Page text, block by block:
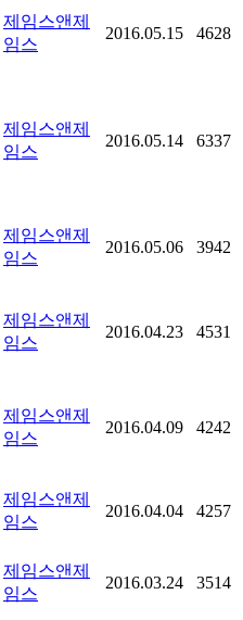
제임스앤제
임스
2016.05.15 4628
제임스앤제
임스
2016.05.14 6337
제임스앤제
임스
2016.05.06 3942
제임스앤제
임스
2016.04.23 4531
제임스앤제
임스
2016.04.09 4242
제임스앤제
임스
2016.04.04 4257
제임스앤제
임스
2016.03.24 3514